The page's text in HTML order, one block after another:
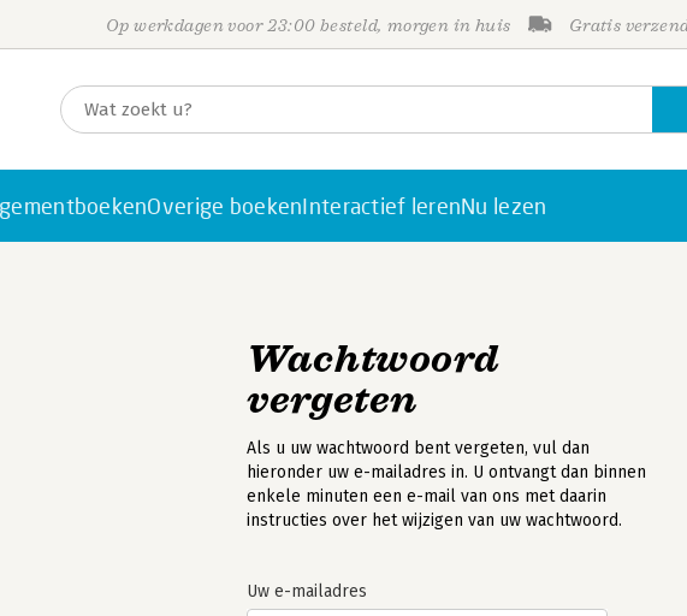
Op werkdagen voor 23:00 besteld, morgen in huis Gratis
Overige boekenInteractief lerenNu lezen
Wachtwoord
vergeten
Als u uw wachtwoord bent vergeten, vul dan
hieronder uw e-mailadres in. U ontvangt dan binnen
enkele minuten een e-mail van ons met daarin
instructies over het wijzigen van uw wachtwoord.
Uw e-mailadres